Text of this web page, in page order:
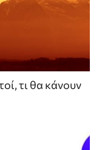
τι θα κάνουν